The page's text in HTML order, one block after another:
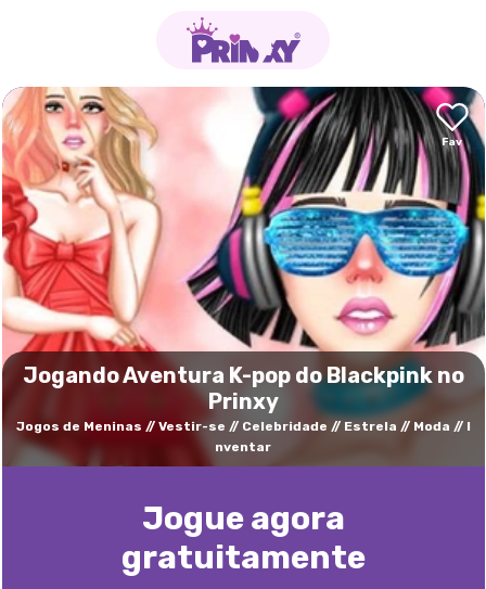
Jogando Aventura K-pop do Blackpink no
Prinxy
Jogos de Meninas Vestir-se Celebridade Estrela Moda
I
nventar
Jogue agora
gratuitamente